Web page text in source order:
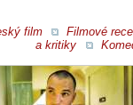
film
Filmové
a kritiky